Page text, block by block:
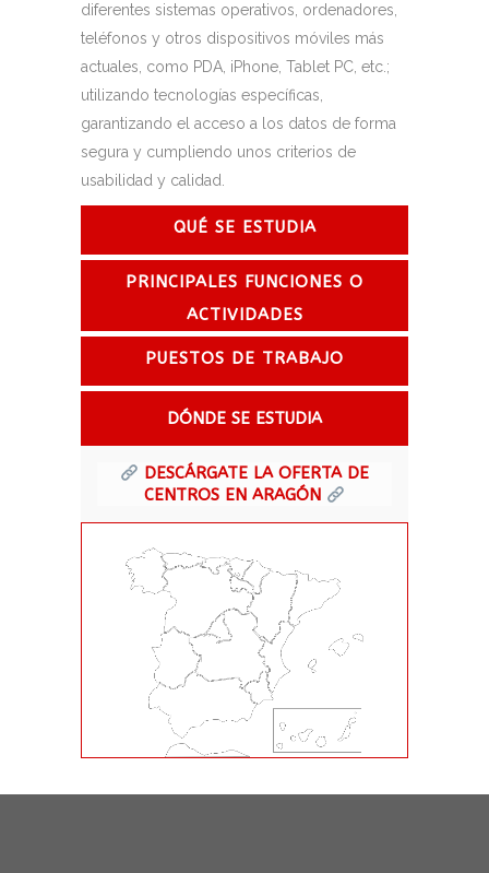
diferentes sistemas operativos, ordenadores,
teléfonos y otros dispositivos móviles más
actuales, como PDA, iPhone, Tablet PC, etc.;
utilizando tecnologías específicas,
garantizando el acceso a los datos de forma
segura y cumpliendo unos criterios de
usabilidad y calidad.
QUÉ SE ESTUDIA
PRINCIPALES FUNCIONES O
ACTIVIDADES
PUESTOS DE TRABAJO
DÓNDE SE ESTUDIA
DESCÁRGATE LA OFERTA DE
CENTROS EN ARAGÓN